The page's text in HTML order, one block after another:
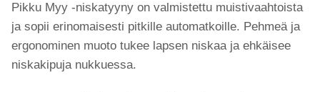
Pikku Myy -niskatyyny on valmistettu muistivaahtoista
ja sopii erinomaisesti pitkille automatkoille. Pehmeä ja
ergonominen muoto tukee lapsen niskaa ja ehkäisee
niskakipuja nukkuessa.